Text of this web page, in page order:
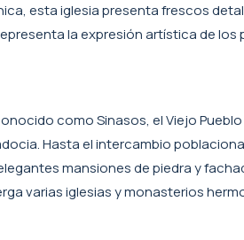
esta iglesia presenta frescos
la expresión artística de los
como Sinasos, el Viejo Pueblo
Hasta el intercambio
mansiones de piedra y
varias iglesias y monasterios